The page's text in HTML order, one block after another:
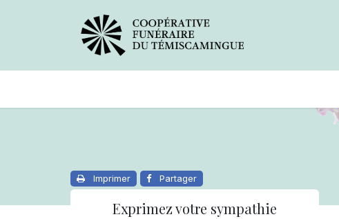
Imprimer Partager
Exprimez votre sympathie